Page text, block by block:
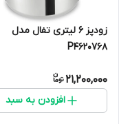
زودپز 6 لیتری تفال مدل
P4620768
21,200,000
افزودن به سبد